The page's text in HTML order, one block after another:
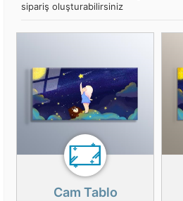
sipariş oluşturabilirsiniz
Cam Tablo